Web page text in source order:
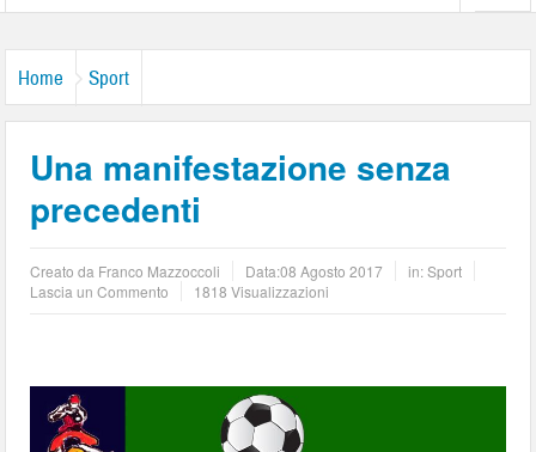
Home Sport
Una manifestazione senza
precedenti
Creato da Franco Mazzoccoli Data:08 Agosto 2017 in:Sport
Lascia un Commento
1818 Visualizzazioni